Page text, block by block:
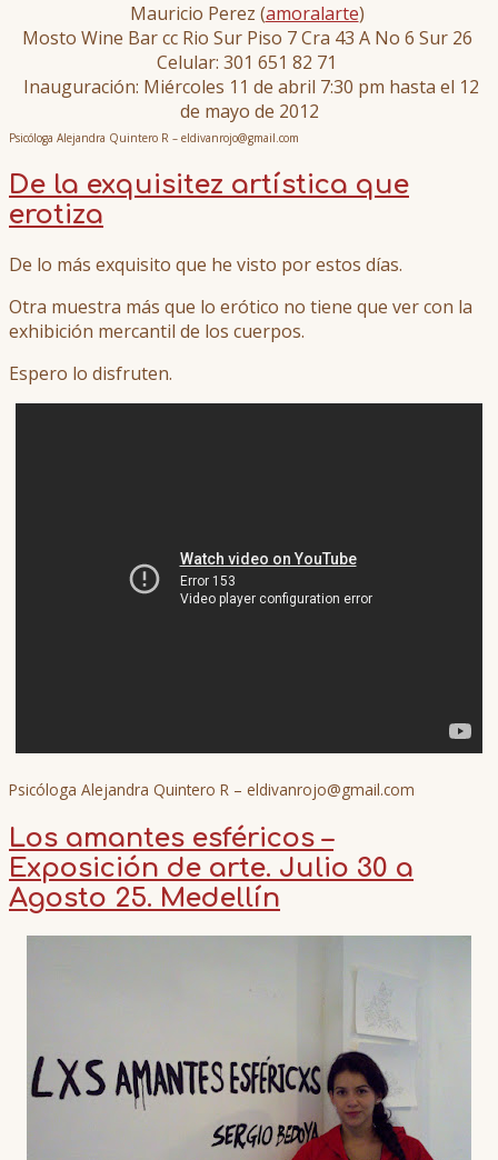
Mauricio Perez (amoralarte)
Mosto Wine Bar cc Rio Sur Piso 7 Cra 43 A No 6 Sur 26
Celular: 301 651 82 71
Inauguración: Miércoles 11 de abril 7:30 pm hasta el 12
de mayo de 2012
Psicóloga Alejandra Quintero R – eldivanrojo@gmail.com
De la exquisitez artística que
erotiza
De lo más exquisito que he visto por estos días.
Otra muestra más que lo erótico no tiene que ver con la
exhibición mercantil de los cuerpos.
Espero lo disfruten.
Psicóloga Alejandra Quintero R – eldivanrojo@gmail.com
Los amantes esféricos –
Exposición de arte. Julio 30 a
Agosto 25. Medellín